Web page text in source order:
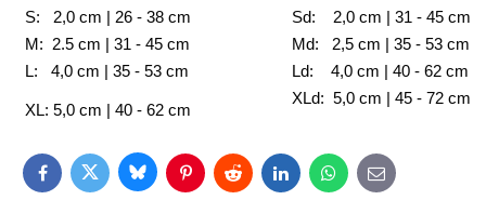
S: 2,0 cm | 26 - 38 cm
Sd: 2,0 cm | 31 - 45 cm
M: 2.5 cm | 31 - 45 cm
Md: 2,5 cm | 35 - 53 cm
L: 4,0 cm | 35 - 53 cm
Ld: 4,0 cm | 40 - 62 cm
XL: 5,0 cm | 40 - 62 cm
XLd: 5,0 cm | 45 - 72 cm
FacebookTwitter BlueskyPinterestReddit LinkedInWhatsApp
E-
mail